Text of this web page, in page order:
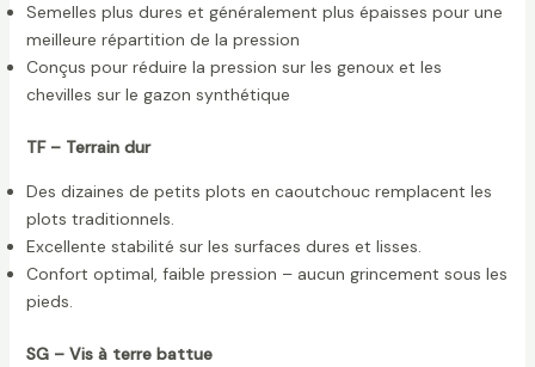
Semelles plus dures et généralement plus épaisses pour une
meilleure répartition de la pression
Conçus pour réduire la pression sur les genoux et les
chevilles sur le gazon synthétique
TF – Terrain dur
Des dizaines de petits plots en caoutchouc remplacent les
plots traditionnels.
Excellente stabilité sur les surfaces dures et lisses.
Confort optimal, faible pression – aucun grincement sous les
pieds.
SG – Vis à terre battue